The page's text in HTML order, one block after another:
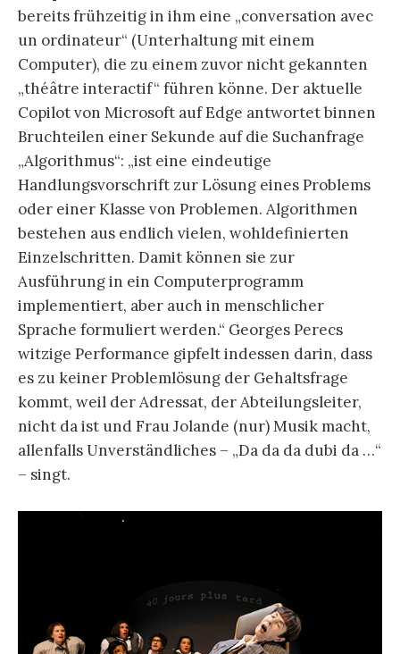
bereits frühzeitig in ihm eine „conversation avec
un ordinateur“ (Unterhaltung mit einem
Computer), die zu einem zuvor nicht gekannten
„théâtre interactif“ führen könne. Der aktuelle
Copilot von Microsoft auf Edge antwortet binnen
Bruchteilen einer Sekunde auf die Suchanfrage
„Algorithmus“: „ist eine eindeutige
Handlungsvorschrift zur Lösung eines Problems
oder einer Klasse von Problemen. Algorithmen
bestehen aus endlich vielen, wohldefinierten
Einzelschritten. Damit können sie zur
Ausführung in ein Computerprogramm
implementiert, aber auch in menschlicher
Sprache formuliert werden.“ Georges Perecs
witzige Performance gipfelt indessen darin, dass
es zu keiner Problemlösung der Gehaltsfrage
kommt, weil der Adressat, der Abteilungsleiter,
nicht da ist und Frau Jolande (nur) Musik macht,
allenfalls Unverständliches – „Da da da dubi da …“
– singt.